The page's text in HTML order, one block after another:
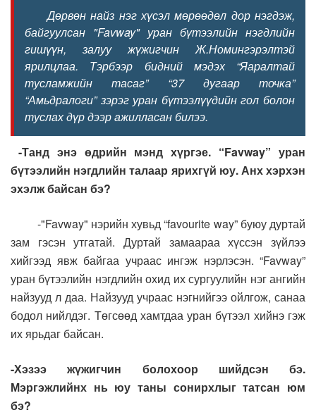
Дөрвөн найз нэг хүсэл мөрөөдөл дор нэгдэж,
байгуулсан "Favway" уран бүтээлийн нэгдлийн
гишүүн, залуу жүжигчин Ж.Номингэрэлтэй
ярилцлаа. Тэрбээр бидний мэдэх “Яаралтай
тусламжийн тасаг” “37 дугаар точка”
“Амьдралоги” зэрэг уран бүтээлүүдийн гол болон
туслах дүр дээр ажилласан билээ.
-Танд энэ өдрийн мэнд хүргэе. “Favway” уран
бүтээлийн нэгдлийн талаар ярихгүй юу. Анх хэрхэн
эхэлж байсан бэ?
-"Favway" нэрийн хувьд “favourite way” буюу дуртай
зам гэсэн утгатай. Дуртай замаараа хүссэн зүйлээ
хийгээд явж байгаа учраас ингэж нэрлэсэн. “Favway”
уран бүтээлийн нэгдлийн охид их сургуулийн нэг ангийн
найзууд л даа. Найзууд учраас нэгнийгээ ойлгож, санаа
бодол нийлдэг. Төгсөөд хамтдаа уран бүтээл хийнэ гэж
их ярьдаг байсан.
-Хэзээ жүжигчин болохоор шийдсэн бэ.
Мэргэжлийнх нь юу таны сонирхлыг татсан юм
бэ?